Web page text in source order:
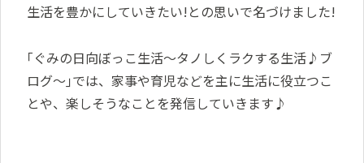
生活を豊かにしていきたい!との思いで名づけました!
｢ぐみの日向ぼっこ生活～タノしくラクする生活♪ブ
ログ～｣では、家事や育児などを主に生活に役立つこ
とや、楽しそうなことを発信していきます♪